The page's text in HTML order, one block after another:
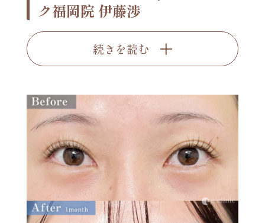
ク福岡院 伊藤渉
続きを読む